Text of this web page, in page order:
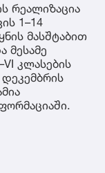
რეალიზაცია
1–14
მასშტაბით
მესამე
კლასების